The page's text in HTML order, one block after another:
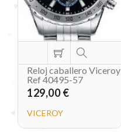
Reloj caballero Viceroy
Ref 40495-57
129,00 €
VICEROY